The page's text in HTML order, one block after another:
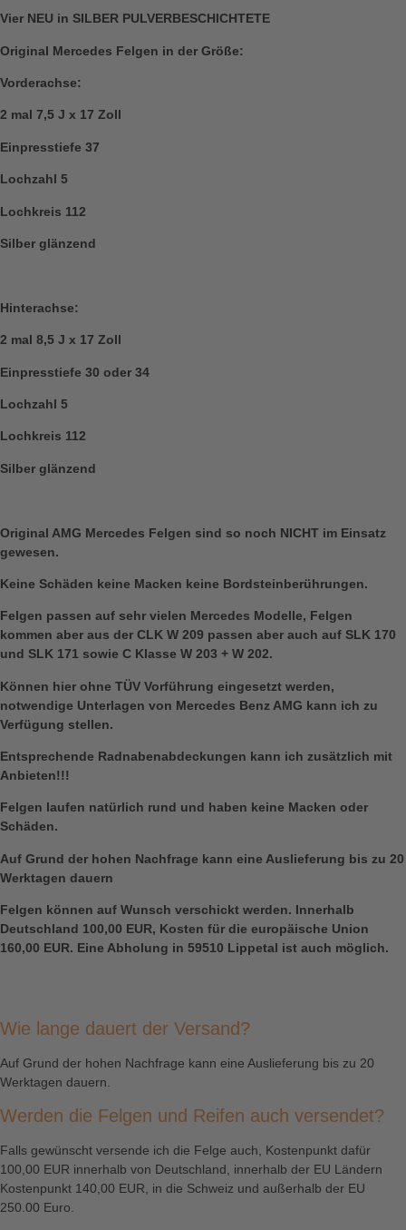
Vier NEU in SILBER PULVERBESCHICHTETE
Original Mercedes Felgen in der Größe:
Vorderachse:
2 mal 7,5 J x 17 Zoll
Einpresstiefe 37
Lochzahl 5
Lochkreis 112
Silber glänzend
Hinterachse:
2 mal 8,5 J x 17 Zoll
Einpresstiefe 30 oder 34
Lochzahl 5
Lochkreis 112
Silber glänzend
Original AMG Mercedes Felgen sind so noch NICHT im Einsatz
gewesen.
Keine Schäden keine Macken keine Bordsteinberührungen.
Felgen passen auf sehr vielen Mercedes Modelle, Felgen
kommen aber aus der CLK W 209 passen aber auch auf SLK 170
und SLK 171 sowie C Klasse W 203 + W 202.
Können hier ohne TÜV Vorführung eingesetzt werden,
notwendige Unterlagen von Mercedes Benz AMG kann ich zu
Verfügung stellen.
Entsprechende Radnabenabdeckungen kann ich zusätzlich mit
Anbieten!!!
Felgen laufen natürlich rund und haben keine Macken oder
Schäden.
Auf Grund der hohen Nachfrage kann eine Auslieferung bis zu 20
Werktagen dauern
Felgen können auf Wunsch verschickt werden. Innerhalb
Deutschland 100,00 EUR, Kosten für die europäische Union
160,00 EUR. Eine Abholung in 59510 Lippetal ist auch möglich.
Wie lange dauert der Versand?
Auf Grund der hohen Nachfrage kann eine Auslieferung bis zu 20
Werktagen dauern.
Werden die Felgen und Reifen auch versendet?
Falls gewünscht versende ich die Felge auch, Kostenpunkt dafür
100,00 EUR innerhalb von Deutschland, innerhalb der EU Ländern
Kostenpunkt 140,00 EUR, in die Schweiz und außerhalb der EU
250.00 Euro.